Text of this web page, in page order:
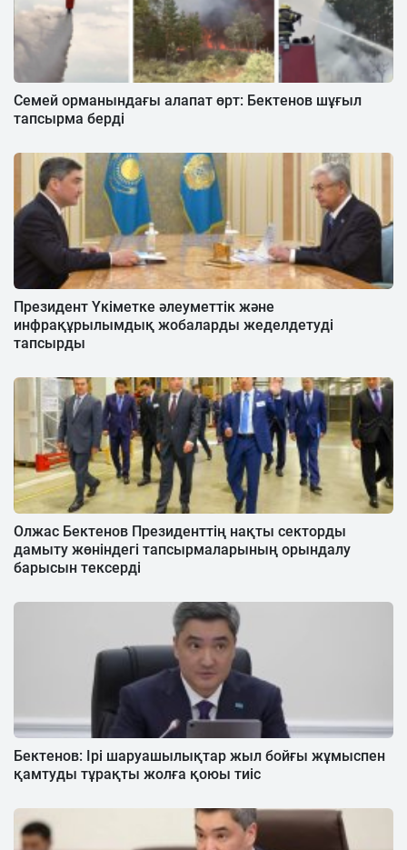
Семей орманындағы алапат өрт: Бектенов шұғыл
тапсырма берді
Президент Үкіметке әлеуметтік және
инфрақұрылымдық жобаларды жеделдетуді
тапсырды
Олжас Бектенов Президенттің нақты секторды
дамыту жөніндегі тапсырмаларының орындалу
барысын тексерді
Бектенов: Ірі шаруашылықтар жыл бойғы жұмыспен
қамтуды тұрақты жолға қоюы тиіс